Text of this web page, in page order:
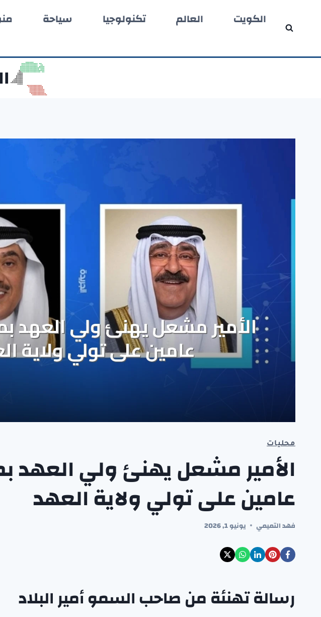
المحتوى
الكويت العالم تكنولوجيا سياحة
محليات
الأمير مشعل يهنئ ولي العهد
عامين على تولي ولاية العهد
فهد التميمي يونيو 1, 2026
رسالة تهنئة من صاحب السمو أمير البلاد